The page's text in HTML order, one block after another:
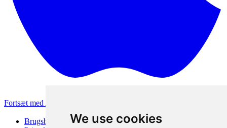
We use cookies
Fortsæt med Apple
Brugsbetingelser